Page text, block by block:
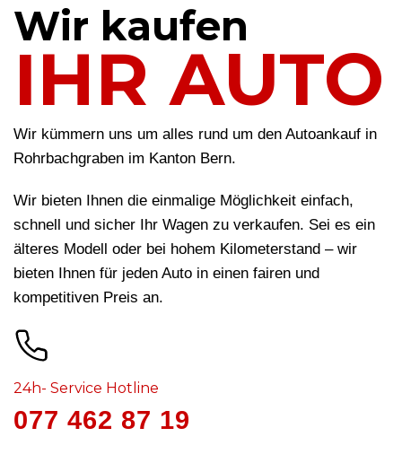
Wir kaufen
IHR AUTO
Wir kümmern uns um alles rund um den Autoankauf in
Rohrbachgraben im Kanton Bern.
Wir bieten Ihnen die einmalige Möglichkeit einfach,
schnell und sicher Ihr Wagen zu verkaufen. Sei es ein
älteres Modell oder bei hohem Kilometerstand – wir
bieten Ihnen für jeden Auto in einen fairen und
kompetitiven Preis an.
24h- Service Hotline
077 462 87 19